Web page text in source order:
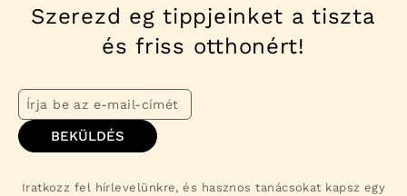
Szerezd eg tippjeinket a tiszta
és friss otthonért!
BEKÜLDÉS
Iratkozz fel hírlevelünkre, és hasznos tanácsokat kapsz egy